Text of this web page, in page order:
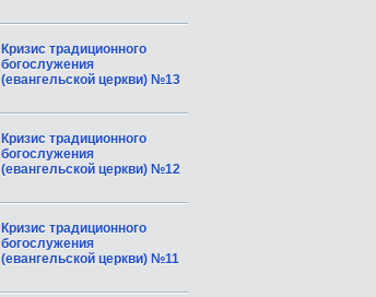
Кризис традиционного
богослужения
(евангельской церкви) №13
Кризис традиционного
богослужения
(евангельской церкви) №12
Кризис традиционного
богослужения
(евангельской церкви) №11